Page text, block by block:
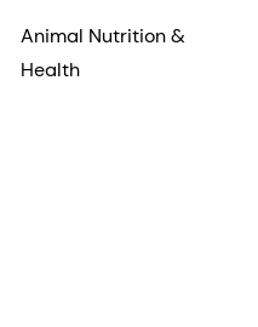
Animal Nutrition &
Health